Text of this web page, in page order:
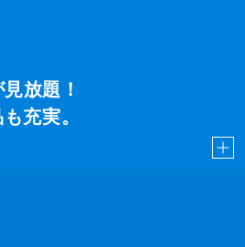
放題！
充実。